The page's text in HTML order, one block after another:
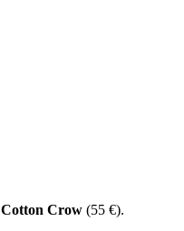
Cotton Crow (55 €).